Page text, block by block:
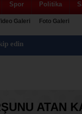
Spor Politika
Galeri Foto Galeri
edin
ATAN